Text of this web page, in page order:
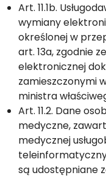
Art. 11.1b.
wymiany
określonej w
art. 13a, zgodnie
elektronicznej
zamieszczonymi
ministra
Art. 11.2. Dane
medyczne,
medycznej
są udostępniane